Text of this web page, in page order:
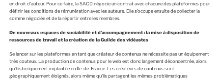
en droit d’auteur. Pour ce faire, la SACD négocie un contrat avec chacune des plateformes pour
définir les conditions de rémunération avec les auteurs. Elle s’occupe ensuite de collecter la
somme négociée et de la répartir entre les membres.
De nouveaux espaces de sociabilité et d’accompagnement : la mise à disposition de
ressources de travail et la création de la Guilde des vidéastes
Se lancer sur les plateformes en tant que créateur de contenus ne nécessite pas un équipement
très couteux. La production de contenus pour le web est donc largement déconcentrée, alors
qu’historiquement implantée en Île-de-France. Les créateurs de contenus sont
géographiquement éloignés, alors même qu’ils partagent les mêmes problématiques